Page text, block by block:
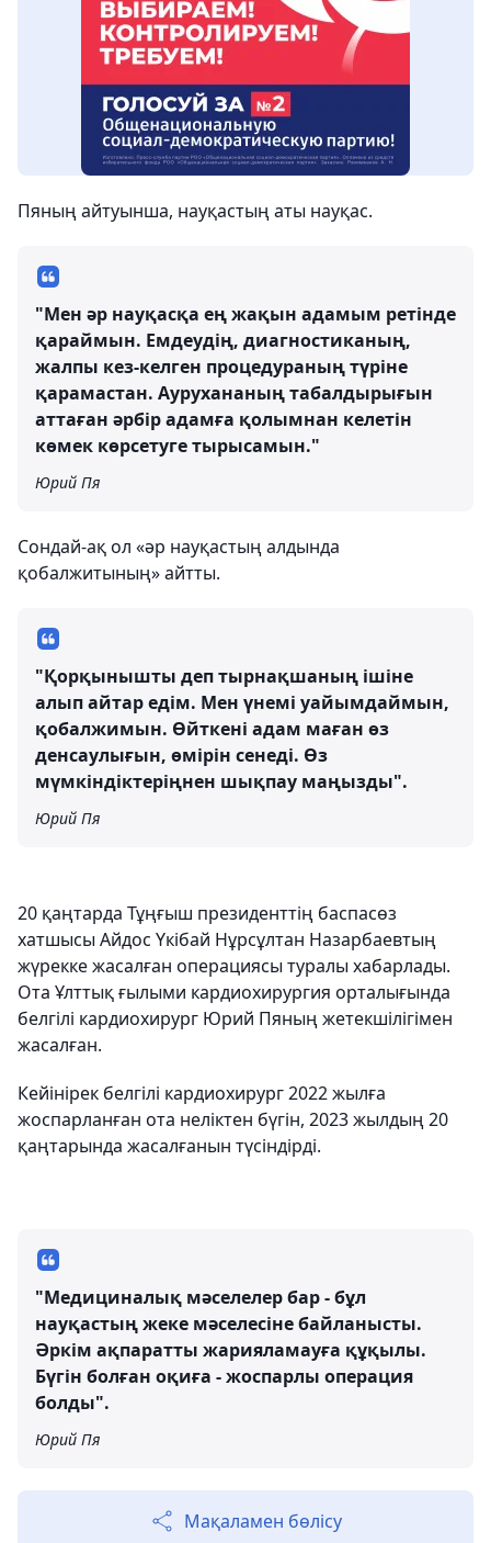
Пяның айтуынша, науқастың аты науқас.
"Мен әр науқасқа ең жақын адамым ретінде
қараймын. Емдеудің, диагностиканың,
жалпы кез-келген процедураның түріне
қарамастан. Аурухананың табалдырығын
аттаған әрбір адамға қолымнан келетін
көмек көрсетуге тырысамын."
Юрий Пя
Сондай-ақ ол «әр науқастың алдында
қобалжитының» айтты.
"Қорқынышты деп тырнақшаның ішіне
алып айтар едім. Мен үнемі уайымдаймын,
қобалжимын. Өйткені адам маған өз
денсаулығын, өмірін сенеді. Өз
мүмкіндіктеріңнен шықпау маңызды".
Юрий Пя
20 қаңтарда Тұңғыш президенттің баспасөз
хатшысы Айдос Үкібай Нұрсұлтан Назарбаевтың
жүрекке жасалған операциясы туралы хабарлады.
Ота Ұлттық ғылыми кардиохирургия орталығында
белгілі кардиохирург Юрий Пяның жетекшілігімен
жасалған.
Кейінірек белгілі кардиохирург 2022 жылға
жоспарланған ота неліктен бүгін, 2023 жылдың 20
қаңтарында жасалғанын түсіндірді.
"Медициналық мәселелер бар - бұл
науқастың жеке мәселесіне байланысты.
Әркім ақпаратты жарияламауға құқылы.
Бүгін болған оқиға - жоспарлы операция
болды".
Юрий Пя
Мақаламен бөлісу